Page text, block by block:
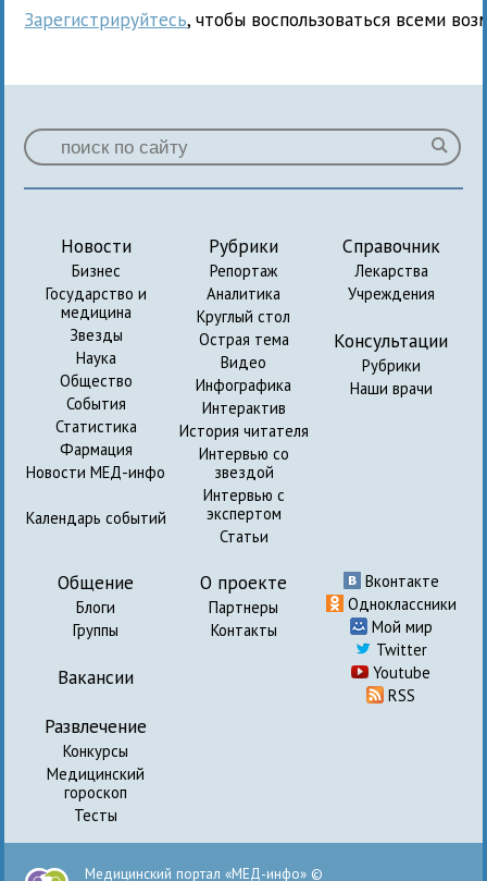
Зарегистрируйтесь, чтобы воспользоваться всеми
Новости
Бизнес
Государство и
медицина
Звезды
Наука
Общество
События
Статистика
Фармация
Новости МЕД-инфо
Календарь событий
Рубрики
Репортаж
Аналитика
Круглый стол
Острая тема
Видео
Инфографика
Интерактив
История читателя
Интервью со
звездой
Интервью с
экспертом
Статьи
Справочник
Лекарства
Учреждения
Консультации
Рубрики
Наши врачи
Общение
Блоги
Группы
Вакансии
Развлечение
Конкурсы
Медицинский
гороскоп
Тесты
О проекте
Партнеры
Контакты
Вконтакте
Одноклассники
Мой мир
Twitter
Youtube
RSS
Медицинский портал «МЕД-инфо» ©